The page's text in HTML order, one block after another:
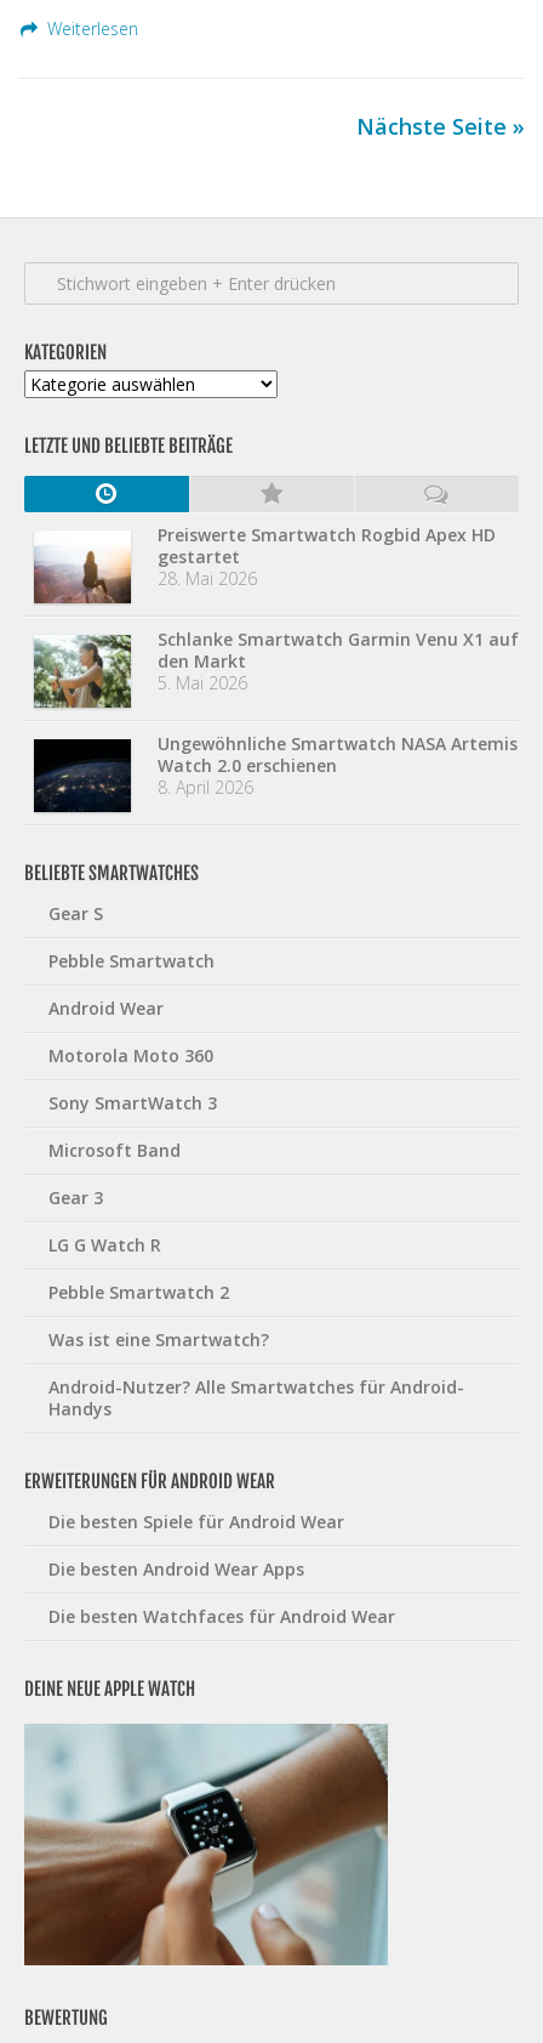
Weiterlesen
Nächste Seite »
KATEGORIEN
Kategorien
LETZTE UND BELIEBTE BEITRÄGE
Preiswerte Smartwatch Rogbid Apex HD
gestartet
28. Mai 2026
Schlanke Smartwatch Garmin Venu X1 auf
den Markt
5. Mai 2026
Ungewöhnliche Smartwatch NASA Artemis
Watch 2.0 erschienen
8. April 2026
BELIEBTE SMARTWATCHES
Gear S
Pebble Smartwatch
Android Wear
Motorola Moto 360
Sony SmartWatch 3
Microsoft Band
Gear 3
LG G Watch R
Pebble Smartwatch 2
Was ist eine Smartwatch?
Android-Nutzer? Alle Smartwatches für Android-
Handys
ERWEITERUNGEN FÜR ANDROID WEAR
Die besten Spiele für Android Wear
Die besten Android Wear Apps
Die besten Watchfaces für Android Wear
DEINE NEUE APPLE WATCH
BEWERTUNG